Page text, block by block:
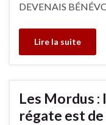
DEVENAIS
Lire la suite
Les Mordus
régate est